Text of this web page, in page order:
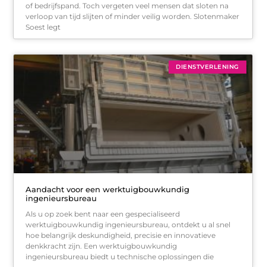
of bedrijfspand. Toch vergeten veel mensen dat sloten na
verloop van tijd slijten of minder veilig worden. Slotenmaker
Soest legt
DIENSTVERLENING
Aandacht voor een werktuigbouwkundig
ingenieursbureau
Als u op zoek bent naar een gespecialiseerd
werktuigbouwkundig ingenieursbureau, ontdekt u al snel
hoe belangrijk deskundigheid, precisie en innovatieve
denkkracht zijn. Een werktuigbouwkundig
ingenieursbureau biedt u technische oplossingen die